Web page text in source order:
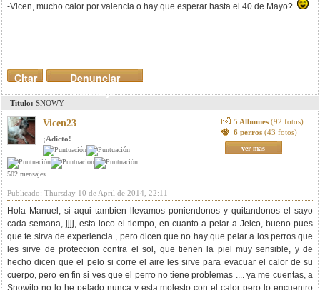
-Vicen, mucho calor por valencia o hay que esperar hasta el 40 de Mayo?
Denunciar
mensaje
Citar
Titulo: SNOWY
Vicen23
¡Adicto!
502 mensajes
5 Albumes (92 fotos)
6 perros (43 fotos)
ver mas
Publicado: Thursday 10 de April de 2014, 22:11
Hola Manuel, si aqui tambien llevamos poniendonos y quitandonos el sayo
cada semana, jjjj, esta loco el tiempo, en cuanto a pelar a Jeico, bueno pues
que te sirva de experiencia , pero dicen que no hay que pelar a los perros que
les sirve de proteccion contra el sol, que tienen la piel muy sensible, y de
hecho dicen que el pelo si corre el aire les sirve para evacuar el calor de su
cuerpo, pero en fin si ves que el perro no tiene problemas .... ya me cuentas, a
Snowito no lo he pelado nunca y esta molesto con el calor pero lo encuentro